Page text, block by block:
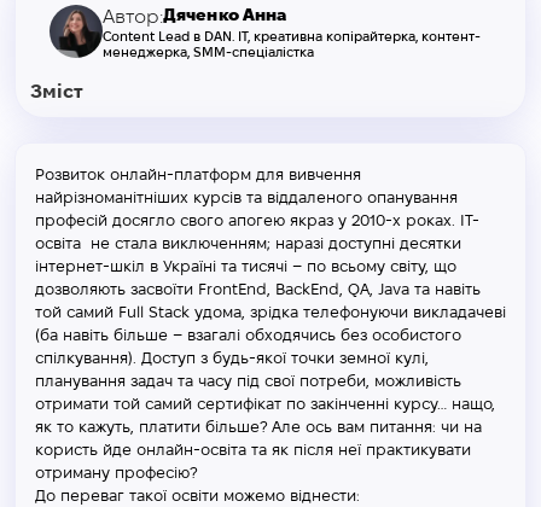
Автор:Дяченко Анна
Content Lead в DAN. IT, креативна копірайтерка, контент-
менеджерка, SMM-спеціалістка
Зміст
Розвиток онлайн-платформ для вивчення
найрізноманітніших курсів та віддаленого опанування
професій досягло свого апогею якраз у 2010-х роках. ІТ-
освіта не стала виключенням; наразі доступні десятки
інтернет-шкіл в Україні та тисячі – по всьому світу, що
дозволяють засвоїти FrontEnd, BackEnd, QA, Java та навіть
той самий Full Stack удома, зрідка телефонуючи викладачеві
(ба навіть більше – взагалі обходячись без особистого
спілкування). Доступ з будь-якої точки земної кулі,
планування задач та часу під свої потреби, можливість
отримати той самий сертифікат по закінченні курсу… нащо,
як то кажуть, платити більше? Але ось вам питання: чи на
користь йде онлайн-освіта та як після неї практикувати
отриману професію?
До переваг такої освіти можемо віднести: